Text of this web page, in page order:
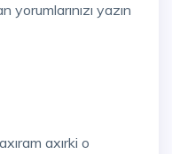
yazın
axırki o